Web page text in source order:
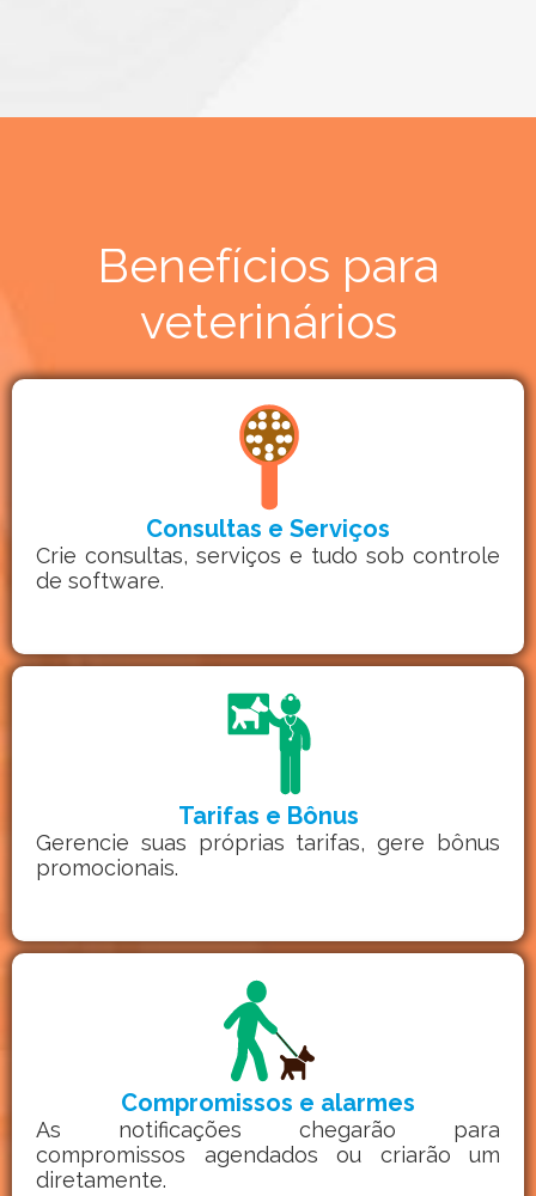
Benefícios para
veterinários
Consultas e Serviços
Crie consultas, serviços e tudo sob controle
de software.
Tarifas e Bônus
Gerencie suas próprias tarifas, gere bônus
promocionais.
Compromissos e alarmes
As notificações chegarão para
compromissos agendados ou criarão um
diretamente.